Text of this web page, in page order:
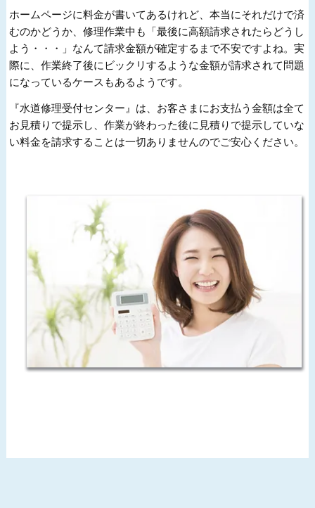
ホームページに料金が書いてあるけれど、本当にそれだけで済
むのかどうか、修理作業中も「最後に高額請求されたらどうし
よう・・・」なんて請求金額が確定するまで不安ですよね。実
際に、作業終了後にビックリするような金額が請求されて問題
になっているケースもあるようです。
『水道修理受付センター』は、お客さまにお支払う金額は全て
お見積りで提示し、作業が終わった後に見積りで提示していな
い料金を請求することは一切ありませんのでご安心ください。